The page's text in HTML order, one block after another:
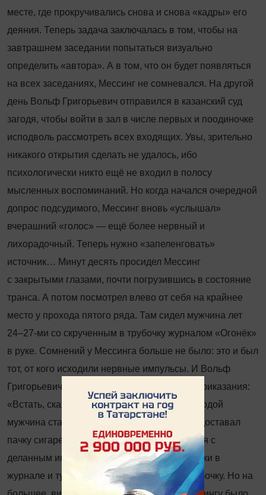
месте, где прокручивались снова и снова «кадры» его
деяния. Теперь задача заключалась в том, чтобы на
завтрашнем заседании попытаться визуально
определить «автора». А в том, что он будет появляться
на всех заседаниях, Мессинг не сомневался. На другой
день Вольф Григорьевич отправился в казанский суд
загодя, чтобы войти в зал в числе первых и поодиночке
исподволь рассмотреть всех входящих. Увы, зрительно
никакого открытия сделать не удалось, ибо
психологически никто ещё не входил в полосу
мысленных воспоминаний. Но когда начался очередной
допрос подсудимого, Мессинг вновь «услышал»
вчерашний «голос» — ещё более нервный и
лихорадочный. Теперь нужно «запеленговать»
источник… Минут десять просидел Мессинг
с закрытыми глазами, почти погрузившись в состояние
транса. А потом посмотрел влево от себя на крайнее
место у прохода пятого ряда. Там сидел мужчина лет
24–27-ми со скрученным в трубочку журналом «Огонёк»
в руке. Сомнений у Мессинга больше не было: это и был
тот, от кого исходили нервные импульсы. И Вольф
Григорьевич начал посылать ему сигналы
приказания:
«Встать, скажи, что ты убийца!» В ответ молодой
мужчина стал еле заметно ёрзать на стуле, доставал
пачку сигарет и снова прятал её, принимался с
деланным интересом рассматривать картинки в
журнале и тут же вновь скручивал его в трубочку. Но на